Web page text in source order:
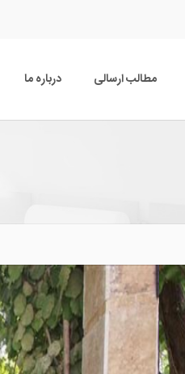
مطالب ارسالی درباره ما